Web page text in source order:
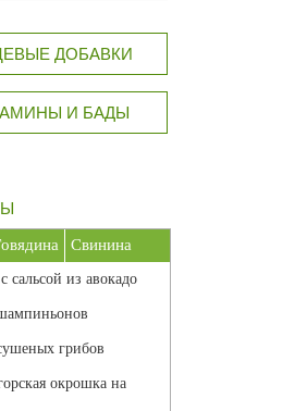
ДОБАВКИ
И БАДЫ
Свинина
сальсой из авокадо
грибов
окрошка на